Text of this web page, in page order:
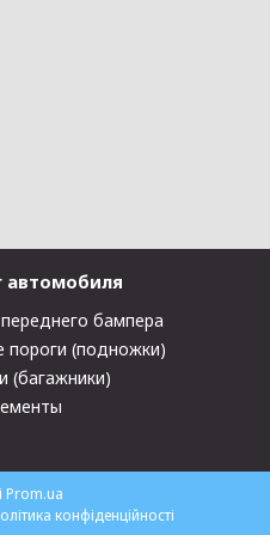
автомобиля
бампера
пороги (подножки)
(багажники)
Prom.ua
конфіденційності